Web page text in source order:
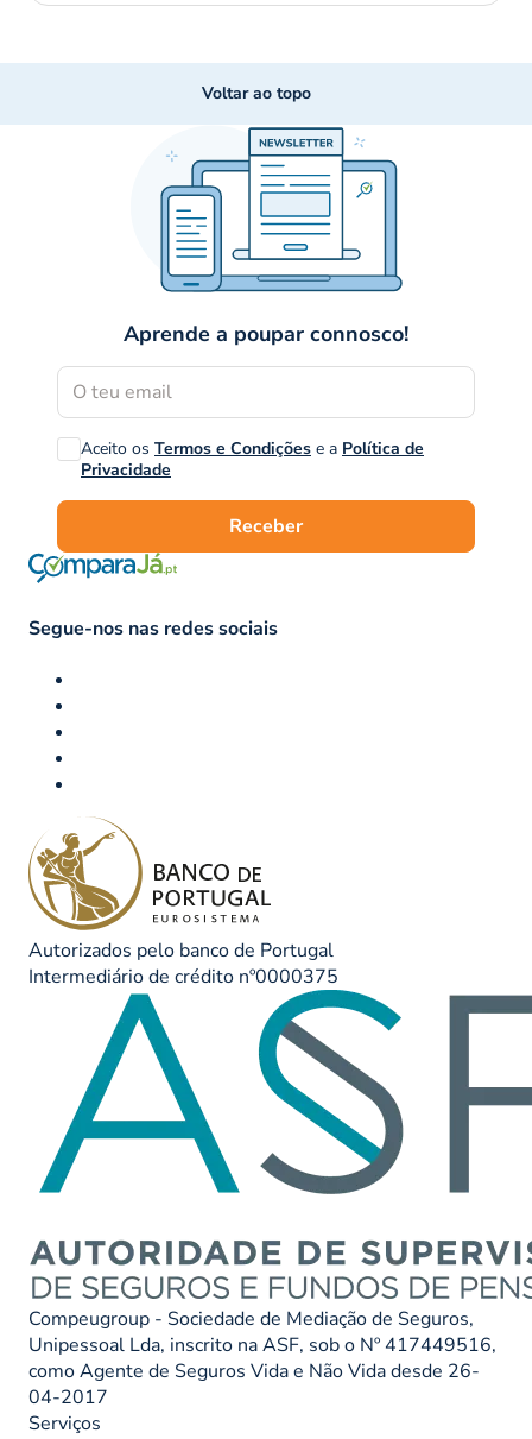
Voltar ao topo
Aprende a poupar connosco!
Aceito os Termos e Condições e a Política de
Privacidade
Receber
Segue-nos nas redes sociais
Autorizados pelo banco de Portugal
Intermediário de crédito nº0000375
Compeugroup - Sociedade de Mediação de Seguros,
Unipessoal Lda, inscrito na ASF, sob o Nº 417449516,
como Agente de Seguros Vida e Não Vida desde 26-
04-2017
Serviços